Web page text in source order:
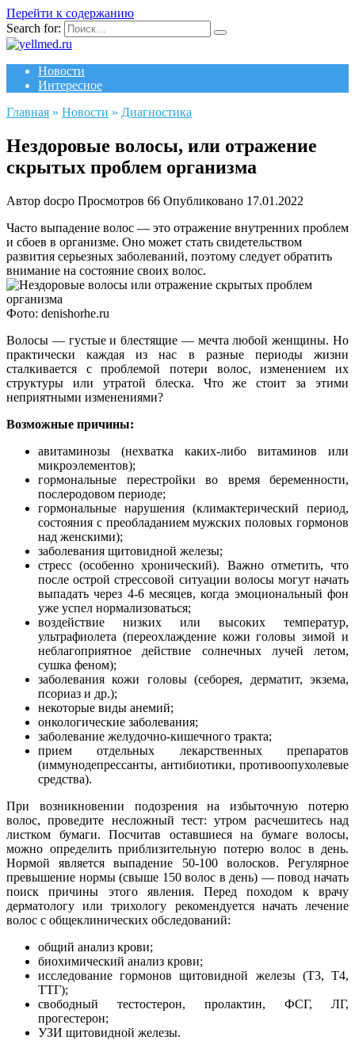
Перейти к содержанию
Search for:
Новости
Интересное
Главная » Новости » Диагностика
Нездоровые волосы, или отражение
скрытых проблем организма
Автор docpo Просмотров 66 Опубликовано 17.01.2022
Часто выпадение волос — это отражение внутренних проблем
и сбоев в организме. Оно может стать свидетельством
развития серьезных заболеваний, поэтому следует обратить
внимание на состояние своих волос.
Фото: denishorhe.ru
Волосы — густые и блестящие — мечта любой женщины. Но
практически каждая из нас в разные периоды жизни
сталкивается с проблемой потери волос, изменением их
структуры или утратой блеска. Что же стоит за этими
неприятными изменениями?
Возможные причины:
авитаминозы (нехватка каких-либо витаминов или
микроэлементов);
гормональные перестройки во время беременности,
послеродовом периоде;
гормональные нарушения (климактерический период,
состояния с преобладанием мужских половых гормонов
над женскими);
заболевания щитовидной железы;
стресс (особенно хронический). Важно отметить, что
после острой стрессовой ситуации волосы могут начать
выпадать через 4-6 месяцев, когда эмоциональный фон
уже успел нормализоваться;
воздействие низких или высоких температур,
ультрафиолета (переохлаждение кожи головы зимой и
неблагоприятное действие солнечных лучей летом,
сушка феном);
заболевания кожи головы (себорея, дерматит, экзема,
псориаз и др.);
некоторые виды анемий;
онкологические заболевания;
заболевание желудочно-кишечного тракта;
прием отдельных лекарственных препаратов
(иммунодепрессанты, антибиотики, противоопухолевые
средства).
При возникновении подозрения на избыточную потерю
волос, проведите несложный тест: утром расчешитесь над
листком бумаги. Посчитав оставшиеся на бумаге волосы,
можно определить приблизительную потерю волос в день.
Нормой является выпадение 50-100 волосков. Регулярное
превышение нормы (свыше 150 волос в день) — повод начать
поиск причины этого явления. Перед походом к врачу
дерматологу или трихологу рекомендуется начать лечение
волос с общеклинических обследований:
общий анализ крови;
биохимический анализ крови;
исследование гормонов щитовидной железы (Т3, Т4,
ТТГ);
свободный тестостерон, пролактин, ФСГ, ЛГ,
прогестерон;
УЗИ щитовидной железы.